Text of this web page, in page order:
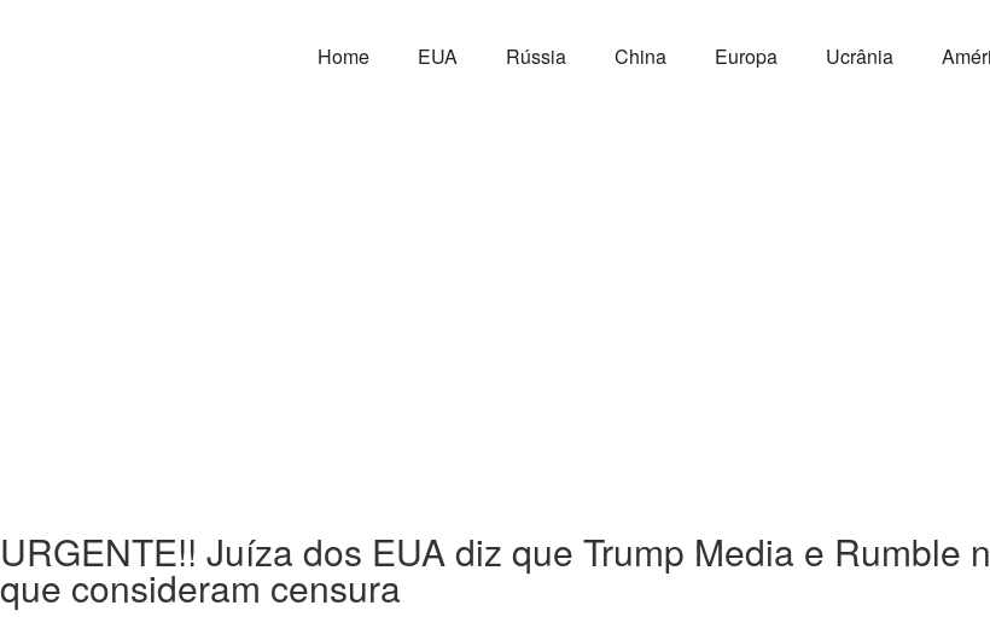
Home EUA Rússia China Europa Ucrânia
URGENTE!! Juíza dos EUA diz que Trump Media e Rumble
que consideram censura